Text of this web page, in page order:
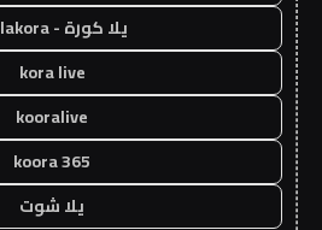
يلا كورة - yallakora
kora live
kooralive
koora 365
يلا شوت